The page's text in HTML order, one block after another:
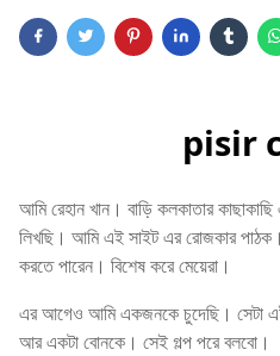
pisir
আমি রেহান খান। বাড়ি কলকাতার
লিখছি। আমি এই সাইট এর রোজকার
করতে পারেন। বিশেষ করে মেয়েরা।
এর আগেও আমি একজনকে চুদেছি। সেটা এই
আর একটা বোনকে। সেই গল্প পরে বলবো।